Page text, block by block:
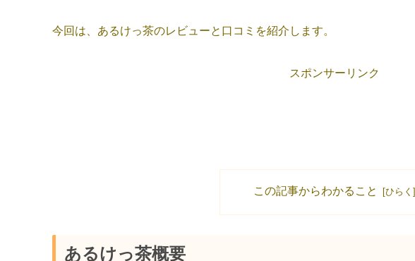
今回は、あるけっ茶のレビューと口コミを紹介します。
スポンサーリンク
この記事からわかること
あるけっ茶概要